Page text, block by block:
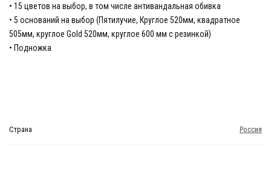
• 15 цветов на выбор, в том числе антивандальная обивка
• 5 оснований на выбор (Пятилучие, Круглое 520мм, квадратное
505мм, круглое Gold 520мм, круглое 600 мм с резинкой)
• Подножка
Страна Россия